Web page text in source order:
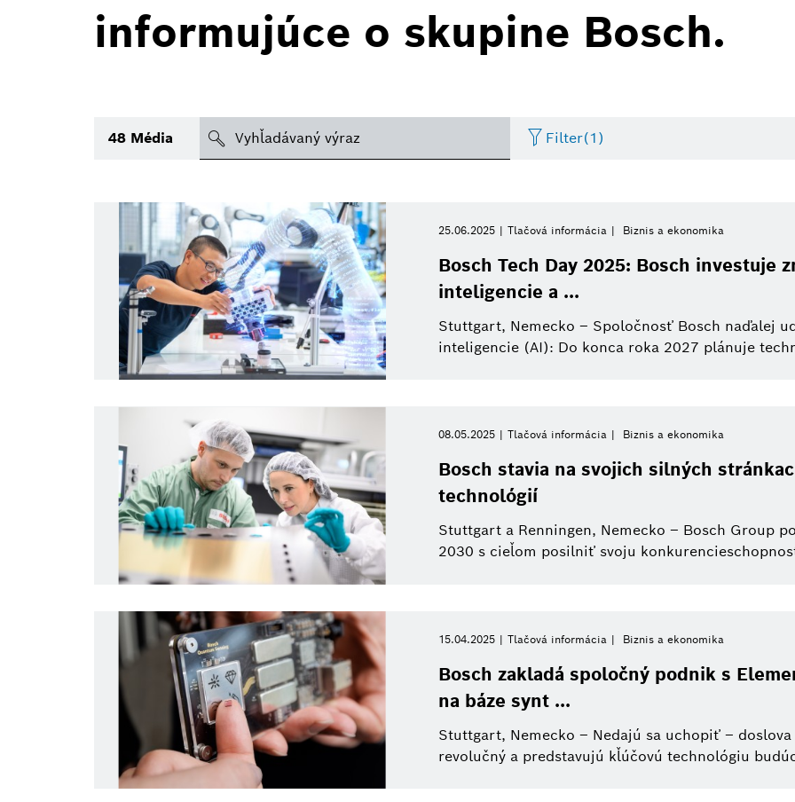
informujúce o skupine Bosch.
48 Média search Filter(1)
Téma (1)
Oblasť
Obdobie
Druh tlačovej informácie
Artificial Intelligence Powertrain systems
Business/economy Working at Bosch
Udržateľnosť Inteligentná
Automatizovaná mobilita
Bosch eBike Systems
Sensortec
Prosím vyberte
Prosím vyberte
Tento týždeň
Tento štvrťrok
Referát Tisková akce
Press Kit Tlačová
Zavrieť filtre
Biznis a ekonomika Vymazať všetky filtre
25.06.2025 Tlačová informácia Biznis a ekonomika
Bosch Tech Day 2025: Bosch investuje
inteligencie a ...
Stuttgart, Nemecko – Spoločnosť Bosch naďalej
inteligencie (AI): Do konca roka 2027 plánuje
08.05.2025 Tlačová informácia Biznis a ekonomika
Bosch stavia na svojich silných
technológií
Stuttgart a Renningen, Nemecko – Bosch Group
2030 s cieľom posilniť svoju
15.04.2025 Tlačová informácia Biznis a ekonomika
Bosch zakladá spoločný podnik s
na báze synt ...
Stuttgart, Nemecko – Nedajú sa uchopiť –
revolučný a predstavujú kľúčovú technológiu